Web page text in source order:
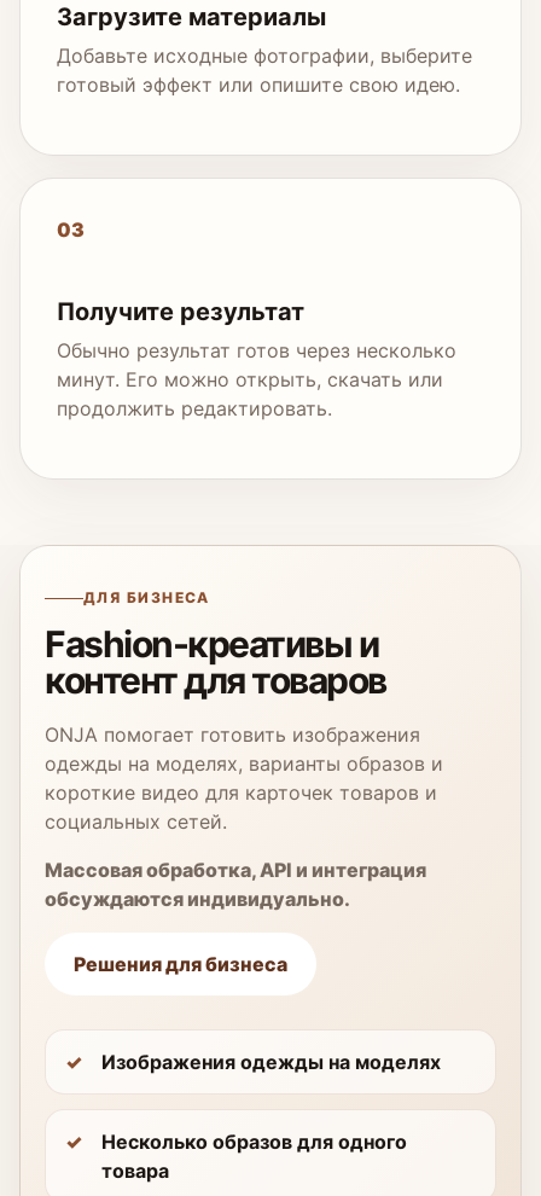
Загрузите материалы
Добавьте исходные фотографии, выберите
готовый эффект или опишите свою идею.
03
Получите результат
Обычно результат готов через несколько
минут. Его можно открыть, скачать или
продолжить редактировать.
ДЛЯ БИЗНЕСА
Fashion-креативы и
контент для товаров
ONJA помогает готовить изображения
одежды на моделях, варианты образов и
короткие видео для карточек товаров и
социальных сетей.
Массовая обработка, API и интеграция
обсуждаются индивидуально.
Решения для бизнеса
Изображения одежды на моделях
Несколько образов для одного
товара